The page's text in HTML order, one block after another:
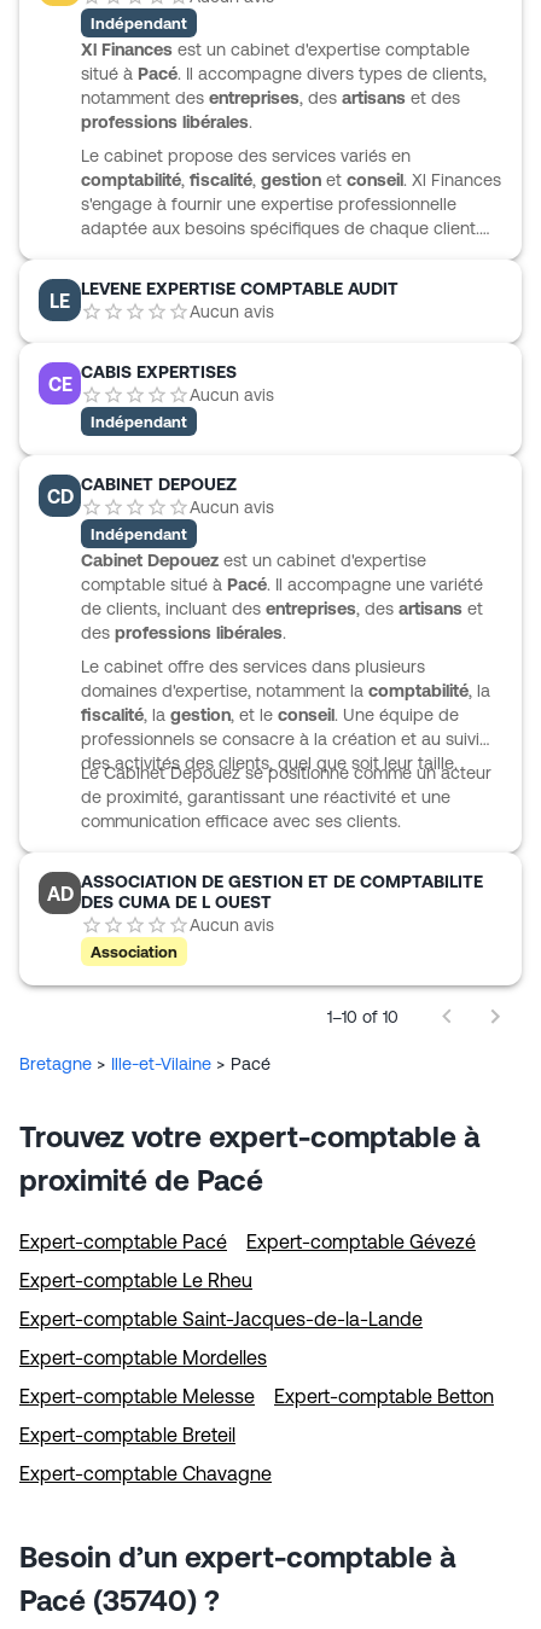
valorisation, d’investissement, de gestion sociale et
d’accompagnement des particuliers pour leurs
placements immobiliers.
Indépendant
Xl Finances est un cabinet d'expertise comptable
situé à Pacé. Il accompagne divers types de clients,
notamment des entreprises, des artisans et des
professions libérales.
Le cabinet propose des services variés en
comptabilité, fiscalité, gestion et conseil. Xl Finances
s'engage à fournir une expertise professionnelle
adaptée aux besoins spécifiques de chaque client.
comme commissaire aux comptesauprès de la
Cour d’Appel de Rennes.
LE
LEVENE EXPERTISE COMPTABLE AUDIT
Aucun avis
CE
CABIS EXPERTISES
Aucun avis
Indépendant
CD
CABINET DEPOUEZ
Aucun avis
Indépendant
Cabinet Depouez est un cabinet d'expertise
comptable situé à Pacé. Il accompagne une variété
de clients, incluant des entreprises, des artisans et
des professions libérales.
Le cabinet offre des services dans plusieurs
domaines d'expertise, notamment la comptabilité, la
fiscalité, la gestion, et le conseil. Une équipe de
professionnels se consacre à la création et au suivi
des activités des clients, quel que soit leur taille.
Le Cabinet Depouez se positionne comme un acteur
de proximité, garantissant une réactivité et une
communication efficace avec ses clients.
AD
ASSOCIATION DE GESTION ET DE COMPTABILITE
DES CUMA DE L OUEST
Aucun avis
Association
1–10 of 10
Bretagne > Ille-et-Vilaine > Pacé
Trouvez votre expert-comptable à
proximité de Pacé
Expert-comptable Pacé
Expert-comptable Gévezé
Expert-comptable Le Rheu
Expert-comptable Saint-Jacques-de-la-Lande
Expert-comptable Mordelles
Expert-comptable Melesse
Expert-comptable Betton
Expert-comptable Breteil
Expert-comptable Chavagne
Besoin d’un expert-comptable à
Pacé (35740) ?